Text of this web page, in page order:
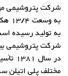
شرکت پتروشیمی
به تولید رسیده
شرکت پتروشیمی
در